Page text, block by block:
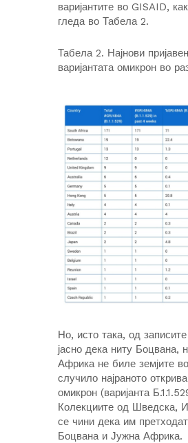
варијантите во GISAID,
гледа во Табела 2.
Табела 2. Најнови
варијантата омикрон во
Но, исто така, од
јасно дека ниту Боцвана,
Африка не биле земјите
случило најраното
омикрон (варијанта
Колекциите од Шведска,
се чини дека им
Боцвана и Јужна Африка.